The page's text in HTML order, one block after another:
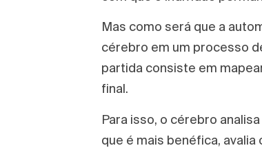
Mas como será que a
cérebro em um processo
partida consiste em
final.
Para isso, o cérebro
que é mais benéfica,